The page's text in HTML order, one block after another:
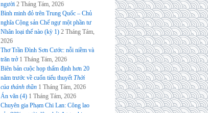
người 2 Tháng Tám, 2026
Bình minh đỏ trên Trung Quốc – Chủ
nghĩa Cộng sản Chế ngự một phần tư
Nhân loại thế nào (kỳ 1) 2 Tháng Tám,
2026
Thơ Trần Đình Sơn Cước: nỗi niềm và
trăn trở 1 Tháng Tám, 2026
Biên bản cuộc họp thẩm định hơn 20
năm trước về cuốn tiểu thuyếtThời
của thánh thần 1 Tháng Tám, 2026
Án văn (4) 1 Tháng Tám, 2026
Chuyên gia Phạm Chi Lan: Công lao